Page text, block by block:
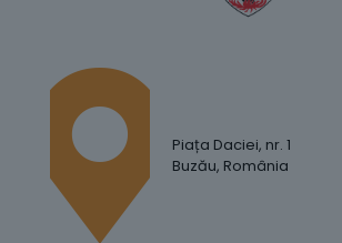
Piața Daciei, nr. 1
Buzău, România